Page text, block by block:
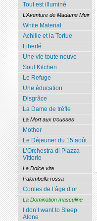
Tout est illuminé
L’Aventure de Madame Muir
White Material
Achille et la Tortue
Liberté
Une vie toute neuve
Soul Kitchen
Le Refuge
Une éducation
Disgrâce
La Dame de trèfle
La Mort aux trousses
Mother
Le Déjeuner du 15 août
L’Orchestra di Piazza
Vittorio
La Dolce vita
Palombella rossa
Contes de l’âge d’or
La Domination masculine
I don’t want to Sleep
Alone